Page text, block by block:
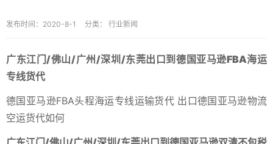
发布时间：2020-8-1 分类： 行业新闻
广东江门/佛山/广州/深圳/东莞出口到德国亚马逊FBA海运
专线货代
德国亚‌‌马逊FBA头程海运专线运输货代 出口德国亚马逊物流
空运货代如何